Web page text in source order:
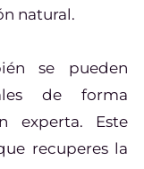
natural.
se pueden
de forma
experta. Este
recuperes la